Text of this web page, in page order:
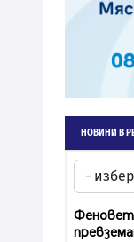
НОВИНИ В